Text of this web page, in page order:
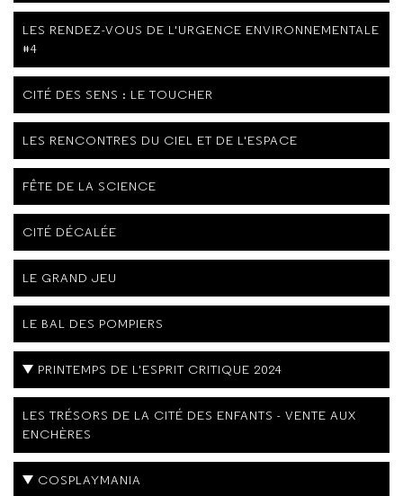
LES RENDEZ-VOUS DE L'URGENCE ENVIRONNEMENTALE
#4
CITÉ DES SENS : LE TOUCHER
LES RENCONTRES DU CIEL ET DE L'ESPACE
FÊTE DE LA SCIENCE
CITÉ DÉCALÉE
LE GRAND JEU
LE BAL DES POMPIERS
PRINTEMPS DE L'ESPRIT CRITIQUE 2024
LES TRÉSORS DE LA CITÉ DES ENFANTS - VENTE AUX
ENCHÈRES
COSPLAYMANIA